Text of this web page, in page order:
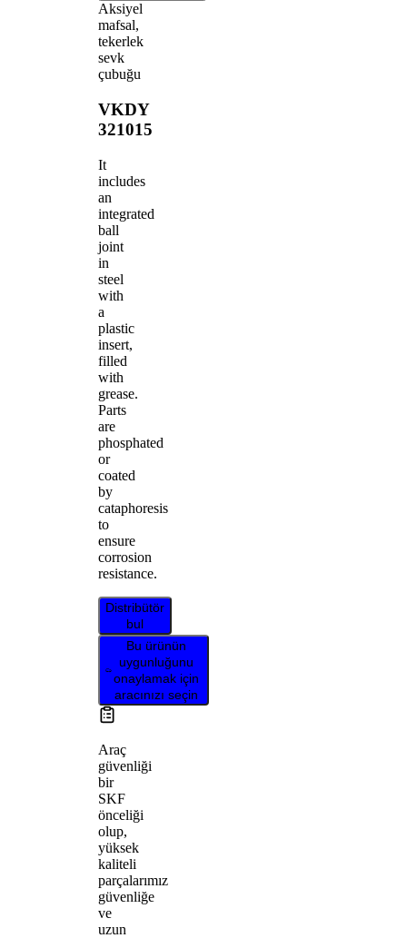
Aksiyel
mafsal,
tekerlek
sevk
çubuğu
VKDY
321015
It
includes
an
integrated
ball
joint
in
steel
with
a
plastic
insert,
filled
with
grease.
Parts
are
phosphated
or
coated
by
cataphoresis
to
ensure
corrosion
resistance.
Distribütör
bul
Bu ürünün
uygunluğunu
onaylamak için
aracınızı seçin
Araç
güvenliği
bir
SKF
önceliği
olup,
yüksek
kaliteli
parçalarımız
güvenliğe
ve
uzun